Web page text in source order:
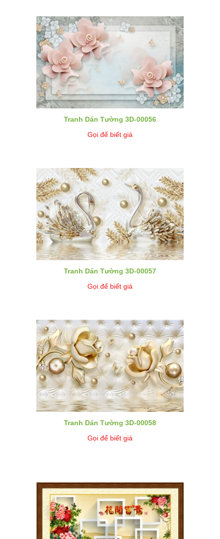
Tranh Dán Tường 3D-00056
Gọi để biết giá
Tranh Dán Tường 3D-00057
Gọi để biết giá
Tranh Dán Tường 3D-00058
Gọi để biết giá